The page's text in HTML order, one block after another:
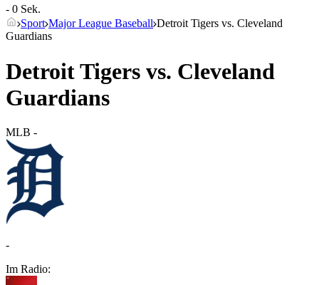
- 0 Sek.
Sport Major League Baseball Detroit Tigers vs. Cleveland
Guardians
Detroit Tigers vs. Cleveland
Guardians
MLB -
-
Im Radio: